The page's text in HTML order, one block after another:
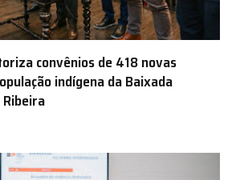
convênios de 418 novas
indígena da Baixada